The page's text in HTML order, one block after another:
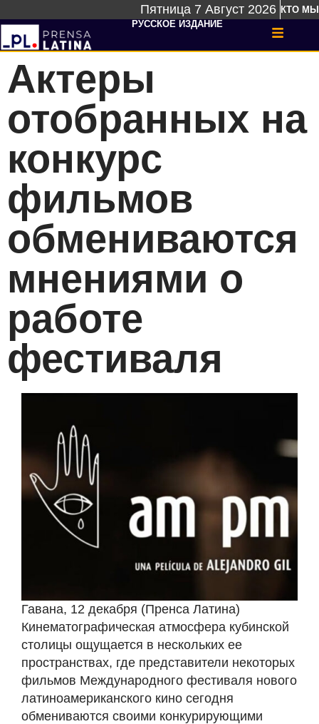
Пятница 7 Август 2026 КТО МЫ
РУССКОЕ ИЗДАНИЕ
Актеры
отобранных на
конкурс
фильмов
обмениваются
мнениями о
работе
фестиваля
Гавана, 12 декабря (Пренса Латина)
Кинематографическая атмосфера кубинской
столицы ощущается в нескольких ее
пространствах, где представители некоторых
фильмов Международного фестиваля нового
латиноамериканского кино сегодня
обмениваются своими конкурирующими